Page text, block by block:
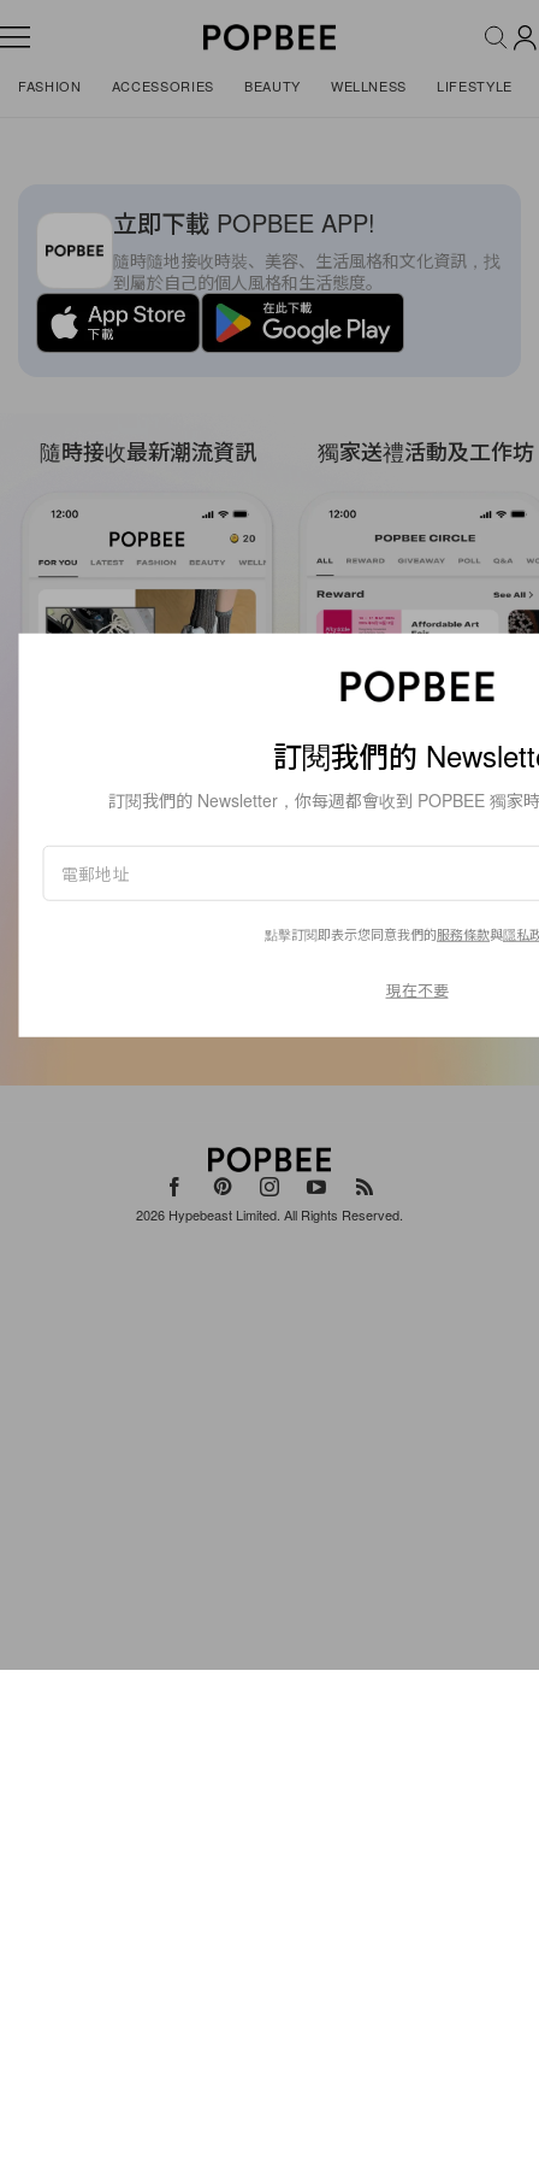
FASHION ACCESSORIES BEAUTY WELLNESS LIFESTYLE
立即下載 POPBEE APP!
隨時隨地接收時裝、美容、生活風格和文化資訊，找
到屬於自己的個人風格和生活態度。
隨時接收最新潮流資訊 獨家送禮活動及工作坊
2026 Hypebeast Limited . All Rights Reserved.
訂閱我們的
訂閱我們的 Newsletter，你每週都會收到 POPBEE 獨家
點擊訂閱即表示您同意我們的服務條款與隱私
現在不要